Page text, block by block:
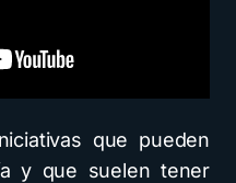
que pueden
y que suelen tener